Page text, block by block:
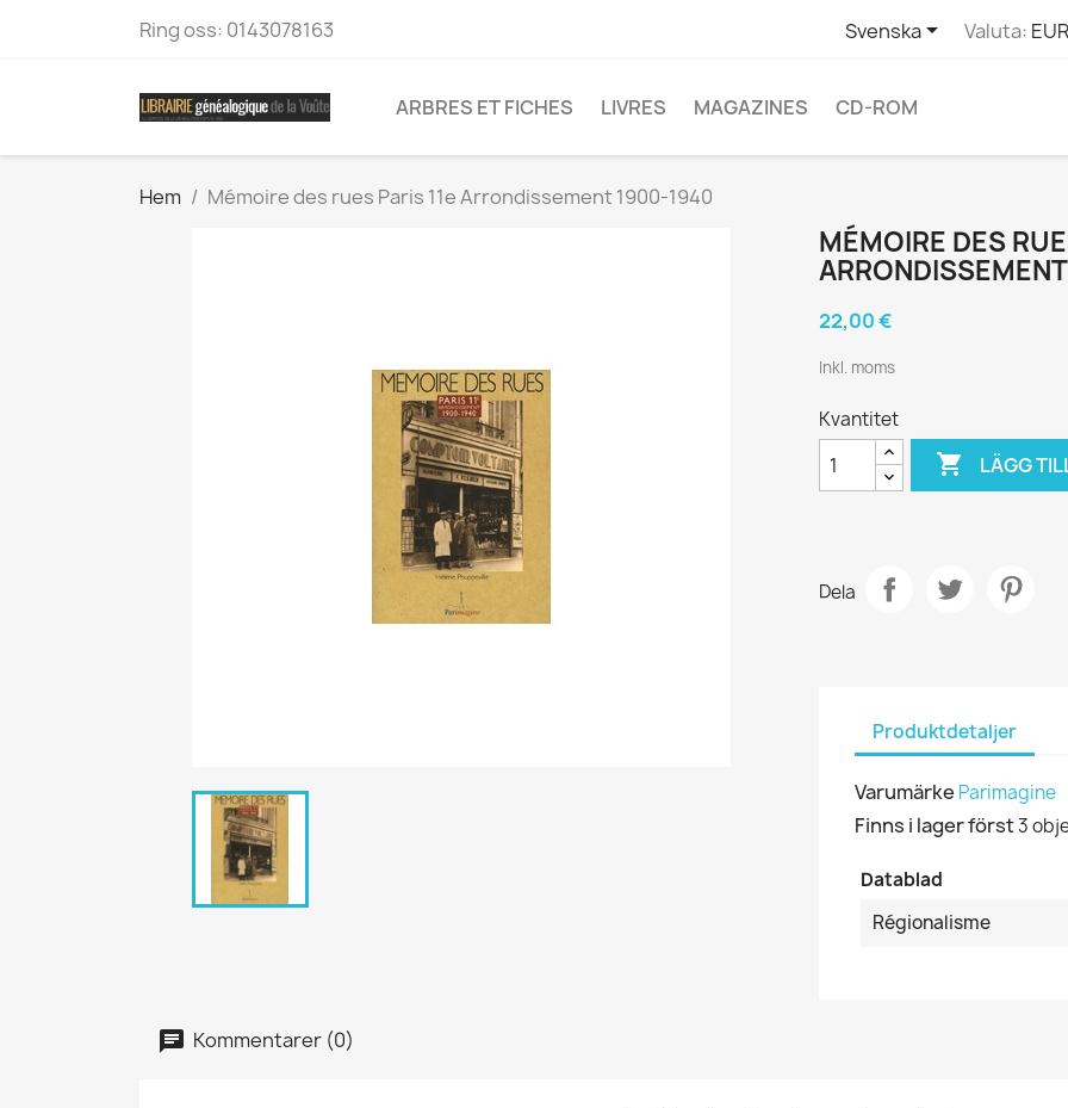
Ring oss: 0143078163 Svenska Valuta:
ARBRES ET FICHES LIVRES MAGAZINES CD-ROM
Hem Mémoire des rues Paris 11e Arrondissement 1900-1940
MÉMOIRE DES
22,00 €
Inkl. moms
Kvantitet
 LÄGG
Dela
Produktdetaljer
Varumärke Parimagine
Finns i lager först3
Datablad
Régionalisme
Kommentarer (0)